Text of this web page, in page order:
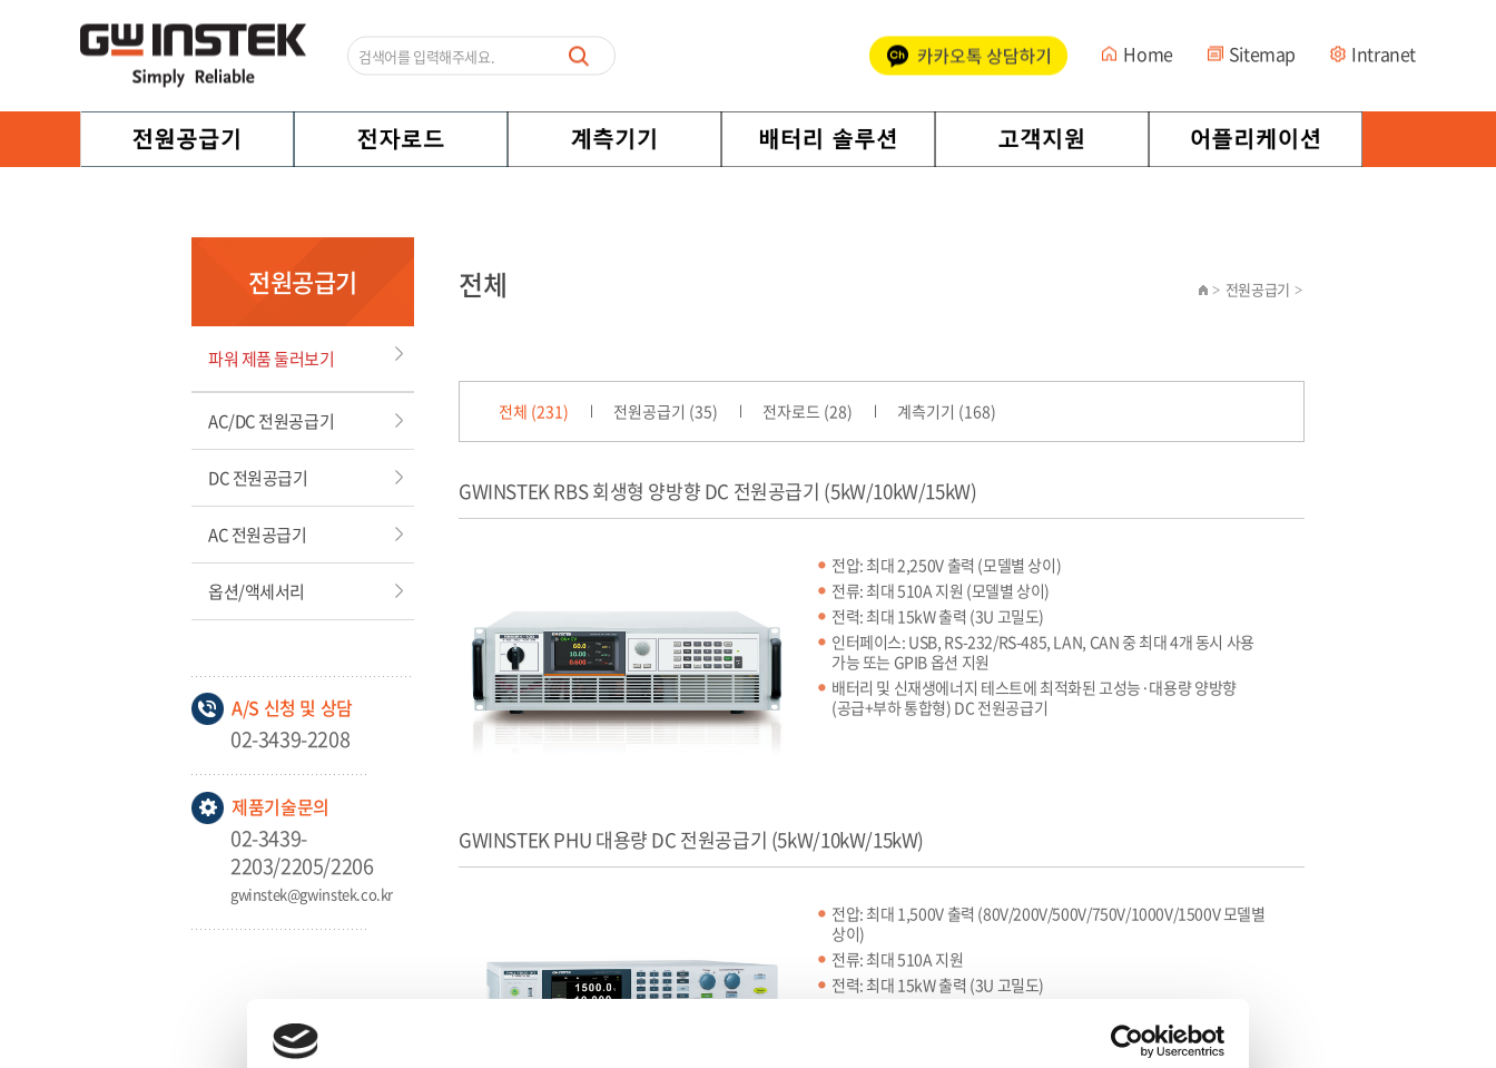
Home Sitemap Intranet
전원공급기
파워 제품 둘러보기
AC/DC 전원공급기
DC 전원공급기
AC 전원공급기
옵션/액세서리
A/S 신청 및 상담
02-3439-2208
제품기술문의
02-3439-
2203/2205/2206
gwinstek@gwinstek.co.kr
> 전원공급기 >
전체
전체 (231) 전원공급기 (35) 전자로드 (28) 계측기기 (168)
GWINSTEK RBS 회생형 양방향 DC 전원공급기 (5kW/10kW/15kW)
전압: 최대 2,250V 출력 (모델별 상이)
전류: 최대 510A 지원 (모델별 상이)
전력: 최대 15kW 출력 (3U 고밀도)
인터페이스: USB, RS-232/RS-485, LAN, CAN 중 최대 4개 동시 사용
가능 또는 GPIB 옵션 지원
배터리 및 신재생에너지 테스트에 최적화된 고성능·대용량 양방향
(공급+부하 통합형) DC 전원공급기
GWINSTEK PHU 대용량 DC 전원공급기 (5kW/10kW/15kW)
전압: 최대 1,500V 출력 (80V/200V/500V/750V/1000V/1500V 모델별
상이)
전류: 최대 510A 지원
전력: 최대 15kW 출력 (3U 고밀도)
232&485, GPIB, CAN Bus, DeviceNet, AnyBus 옵션 지원
CV/CC 우선 순위 선택, 슬루율 조정 및 AWS(웹 브라우저 제어),